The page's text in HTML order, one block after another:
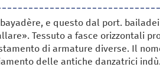
e questo dal port.
Tessuto a fasce orizzontali
di armature diverse. Il
delle antiche danzatrici indù.